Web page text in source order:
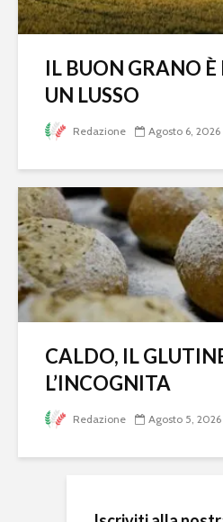
IL BUON GRANO
UN LUSSO
Redazione Agosto 6, 2026
CALDO, IL
L’INCOGNITA
Redazione Agosto 5, 2026